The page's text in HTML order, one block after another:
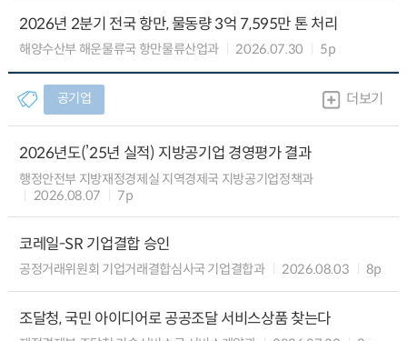
2026년 2분기 전국 항만, 물동량 3억 7,595만 톤 처리
해양수산부 해운물류국 항만물류산업과 2026.07.30 5p
공기업 더보기
2026년도(’25년 실적) 지방공기업 경영평가 결과
행정안전부 지방재정경제실 지역경제국 지방공기업정책과
2026.08.07
7p
코레일-SR 기업결합 승인
공정거래위원회 기업거래결합심사국 기업결합과 2026.08.03 8p
조달청, 국민 아이디어로 공공조달 서비스상품 찾는다